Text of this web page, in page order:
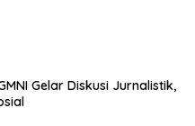
Gelar Diskusi Jurnalistik,